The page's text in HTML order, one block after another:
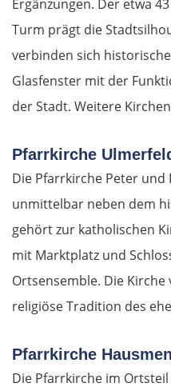
Ergänzungen. Der etwa
Turm prägt die
verbinden sich
Glasfenster mit der
der Stadt. Weitere
Pfarrkirche
Die Pfarrkirche Peter
unmittelbar neben dem
gehört zur katholischen
mit Marktplatz und
Ortsensemble. Die
religiöse Tradition des
Pfarrkirche
Die Pfarrkirche im